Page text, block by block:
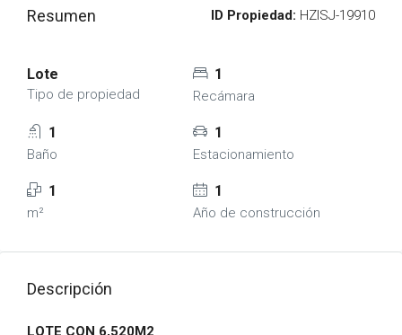
Resumen ID Propiedad: HZISJ-19910
Lote
Tipo de propiedad
1
Recámara
1
Baño
1
Estacionamiento
1
m²
1
Año de construcción
Descripción
LOTE CON 6,520M2